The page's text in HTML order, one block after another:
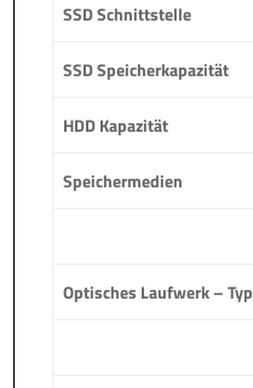
SSD Schnittstelle
SSD Speicherkapazität
HDD Kapazität
Speichermedien
Optisches Laufwerk – Typ